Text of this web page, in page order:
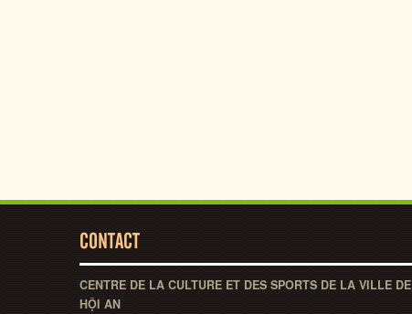
CONTACT
CENTRE DE LA CULTURE ET DES SPORTS DE LA VILLE DE
HỘI AN